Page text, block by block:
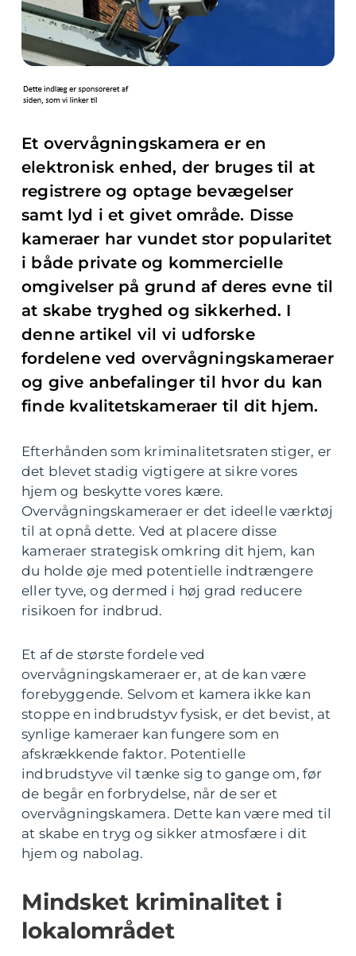
Et overvågningskamera er en
elektronisk enhed, der bruges til at
registrere og optage bevægelser
samt lyd i et givet område. Disse
kameraer har vundet stor popularitet
i både private og kommercielle
omgivelser på grund af deres evne til
at skabe tryghed og sikkerhed. I
denne artikel vil vi udforske
fordelene ved overvågningskameraer
og give anbefalinger til hvor du kan
finde kvalitetskameraer til dit hjem.
Efterhånden som kriminalitetsraten stiger, er
det blevet stadig vigtigere at sikre vores
hjem og beskytte vores kære.
Overvågningskameraer er det ideelle værktøj
til at opnå dette. Ved at placere disse
kameraer strategisk omkring dit hjem, kan
du holde øje med potentielle indtrængere
eller tyve, og dermed i høj grad reducere
risikoen for indbrud.
Et af de største fordele ved
overvågningskameraer er, at de kan være
forebyggende. Selvom et kamera ikke kan
stoppe en indbrudstyv fysisk, er det bevist, at
synlige kameraer kan fungere som en
afskrækkende faktor. Potentielle
indbrudstyve vil tænke sig to gange om, før
de begår en forbrydelse, når de ser et
overvågningskamera. Dette kan være med til
at skabe en tryg og sikker atmosfære i dit
hjem og nabolag.
Mindsket kriminalitet i
lokalområdet